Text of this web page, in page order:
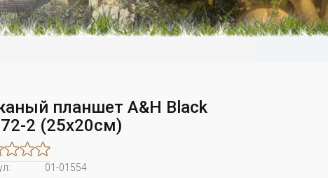
планшет A&H Black
2 (25x20см)
01-01554